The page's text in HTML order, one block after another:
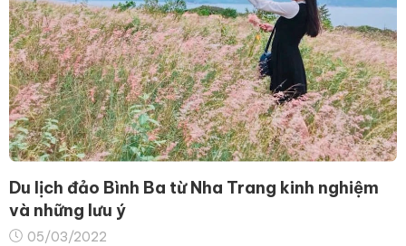
Du lịch đảo Bình Ba từ Nha Trang kinh nghiệm
và những lưu ý
05/03/2022